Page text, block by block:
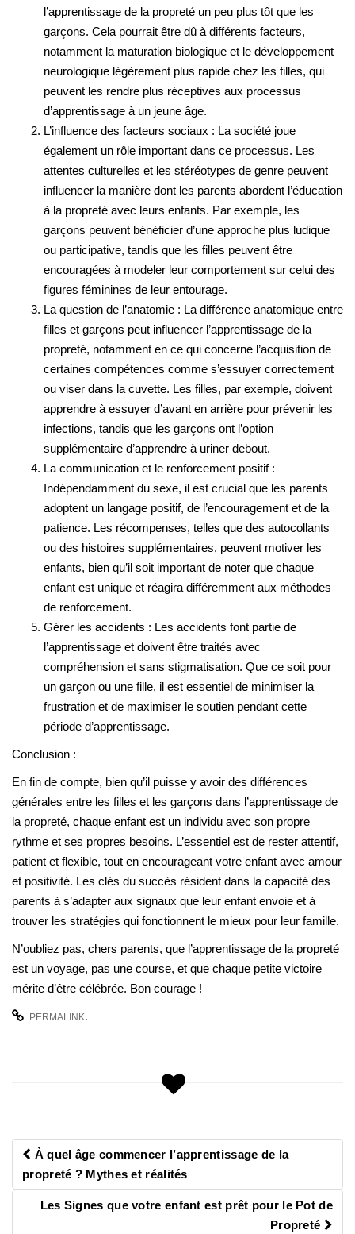
l’apprentissage de la propreté un peu plus tôt que les
garçons. Cela pourrait être dû à différents facteurs,
notamment la maturation biologique et le développement
neurologique légèrement plus rapide chez les filles, qui
peuvent les rendre plus réceptives aux processus
d’apprentissage à un jeune âge.
L’influence des facteurs sociaux : La société joue
également un rôle important dans ce processus. Les
attentes culturelles et les stéréotypes de genre peuvent
influencer la manière dont les parents abordent l’éducation
à la propreté avec leurs enfants. Par exemple, les
garçons peuvent bénéficier d’une approche plus ludique
ou participative, tandis que les filles peuvent être
encouragées à modeler leur comportement sur celui des
figures féminines de leur entourage.
La question de l’anatomie : La différence anatomique entre
filles et garçons peut influencer l’apprentissage de la
propreté, notamment en ce qui concerne l’acquisition de
certaines compétences comme s’essuyer correctement
ou viser dans la cuvette. Les filles, par exemple, doivent
apprendre à essuyer d’avant en arrière pour prévenir les
infections, tandis que les garçons ont l’option
supplémentaire d’apprendre à uriner debout.
La communication et le renforcement positif :
Indépendamment du sexe, il est crucial que les parents
adoptent un langage positif, de l’encouragement et de la
patience. Les récompenses, telles que des autocollants
ou des histoires supplémentaires, peuvent motiver les
enfants, bien qu’il soit important de noter que chaque
enfant est unique et réagira différemment aux méthodes
de renforcement.
Gérer les accidents : Les accidents font partie de
l’apprentissage et doivent être traités avec
compréhension et sans stigmatisation. Que ce soit pour
un garçon ou une fille, il est essentiel de minimiser la
frustration et de maximiser le soutien pendant cette
période d’apprentissage.
Conclusion :
En fin de compte, bien qu’il puisse y avoir des différences
générales entre les filles et les garçons dans l’apprentissage de
la propreté, chaque enfant est un individu avec son propre
rythme et ses propres besoins. L’essentiel est de rester attentif,
patient et flexible, tout en encourageant votre enfant avec amour
et positivité. Les clés du succès résident dans la capacité des
parents à s’adapter aux signaux que leur enfant envoie et à
trouver les stratégies qui fonctionnent le mieux pour leur famille.
N’oubliez pas, chers parents, que l’apprentissage de la propreté
est un voyage, pas une course, et que chaque petite victoire
mérite d’être célébrée. Bon courage !
PERMALINK.
Navigation
des
articles
À quel âge commencer l’apprentissage de la
propreté ? Mythes et réalités
Les Signes que votre enfant est prêt pour le Pot de
Propreté